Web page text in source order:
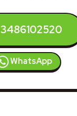
3486102520
WhatsApp